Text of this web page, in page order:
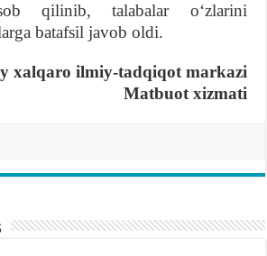
qilinib, talabalar oʻzlarini
batafsil javob oldi.
xalqaro ilmiy-tadqiqot markazi
Matbuot xizmati